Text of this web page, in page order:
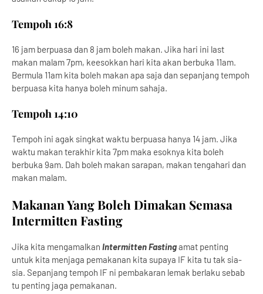
Tempoh 16:8
16 jam berpuasa dan 8 jam boleh makan. Jika hari ini last
makan malam 7pm, keesokkan hari kita akan berbuka 11am.
Bermula 11am kita boleh makan apa saja dan sepanjang tempoh
berpuasa kita hanya boleh minum sahaja.
Tempoh 14:10
Tempoh ini agak singkat waktu berpuasa hanya 14 jam. Jika
waktu makan terakhir kita 7pm maka esoknya kita boleh
berbuka 9am. Dah boleh makan sarapan, makan tengahari dan
makan malam.
Makanan Yang Boleh Dimakan Semasa
Intermitten Fasting
Jika kita mengamalkan IntermittenFastingamat penting
untuk kita menjaga pemakanan kita supaya IF kita tu tak sia-
sia. Sepanjang tempoh IF ni pembakaran lemak berlaku sebab
tu penting jaga pemakanan.